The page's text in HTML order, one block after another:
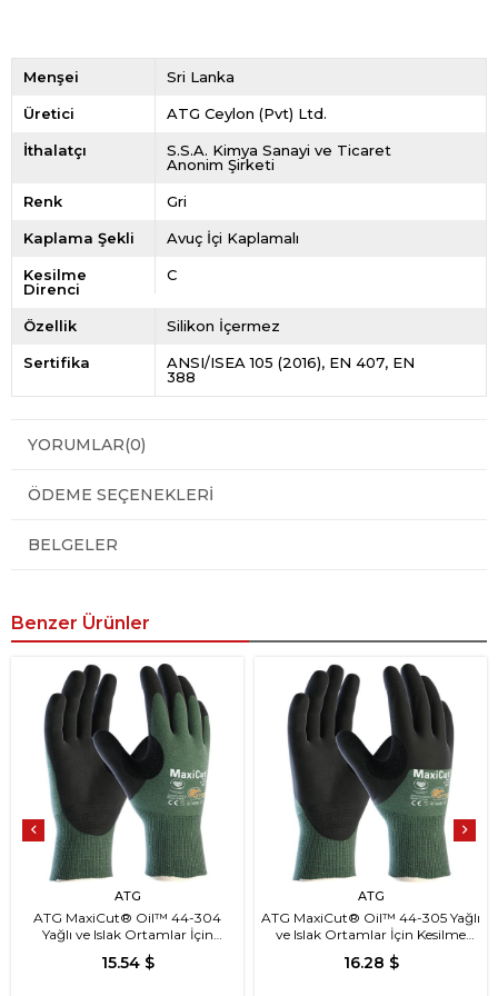
Menşei Sri Lanka
Üretici ATG Ceylon (Pvt) Ltd.
İthalatçı
S.S.A. Kimya Sanayi ve Ticaret
Anonim Şirketi
Renk Gri
Kaplama Şekli Avuç İçi Kaplamalı
Kesilme
Direnci
C
Özellik Silikon İçermez
Sertifika ANSI/ISEA 105 (2016) EN 407 EN
388
YORUMLAR(0)
ÖDEME SEÇENEKLERI
BELGELER
Benzer Ürünler
ATG
ATG MaxiCut® Oil™ 44-304
Yağlı ve Islak Ortamlar İçin
Kesilme Dirençli İş Eldiveni
15.54 $
ATG
ATG MaxiCut® Oil™ 44-305 Yağlı
ve Islak Ortamlar İçin Kesilme
Dirençli İş Eldiveni
16.28 $